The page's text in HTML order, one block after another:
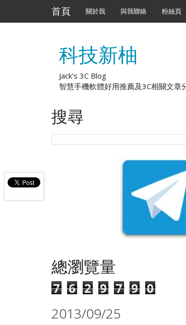
首頁 關於我 與我聯絡 粉絲頁
科技新柚
Jack's 3C Blog
智慧手機軟體好用推薦及3C相關文章
搜尋
總瀏覽量
7 6 2 9 7 9 0
2013/09/25